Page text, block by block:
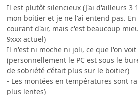
Il est plutôt silencieux (J'ai d'ailleurs 3
mon boitier et je ne l'ai entend pas.
courant d'air, mais c'est beaucoup
9xxx actuel)
Il n'est ni moche ni joli, ce que l'on
(personnellement le PC est sous le
de sobriété c’était plus sur le boitier)
- Les montées en températures sont
plus lentes)